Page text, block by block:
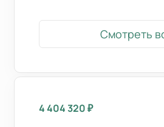
Смотреть
4 404 320₽